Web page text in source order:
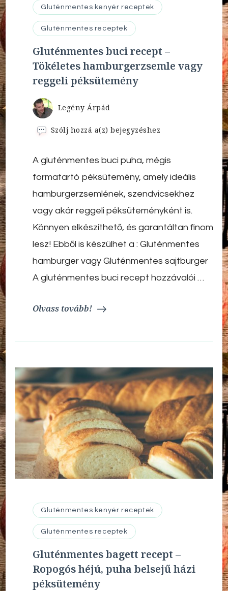
Gluténmentes kenyér receptek
Gluténmentes receptek
Gluténmentes buci recept –
Tökéletes hamburgerzsemle vagy
reggeli péksütemény
Legény Árpád
Szólj hozzá a(z)Gluténmentes
–
Tökéletes
hamburgerzsemle
vagy
péksütemény
bejegyzéshez
A gluténmentes buci puha, mégis
formatartó péksütemény, amely ideális
hamburgerzsemlének, szendvicsekhez
vagy akár reggeli péksüteményként is.
Könnyen elkészíthető, és garantáltan finom
lesz! Ebből is készülhet a : Gluténmentes
hamburger vagy Gluténmentes sajtburger
A gluténmentes buci recept hozzávalói …
Olvass tovább!
Gluténmentes kenyér receptek
Gluténmentes receptek
Gluténmentes bagett recept –
Ropogós héjú, puha belsejű házi
péksütemény